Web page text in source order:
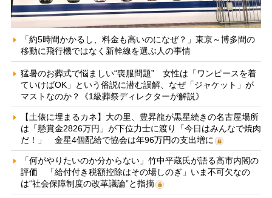
「約5時間かかるし、料金も高いのになぜ？」東京～博多間の
移動に飛行機ではなく新幹線を選ぶ人の事情
猛暑のお葬式で悩ましい“喪服問題” 女性は「ワンピースを着
ていけばOK」という俗説に潜む誤解、なぜ「ジャケット」が
マストなのか？《1級葬祭ディレクターが解説》
【土俵に埋まるカネ】大の里、豊昇龍が黒星続きの名古屋場所
は「懸賞金2826万円」が下位力士に渡り「今日はみんなで焼肉
だ！」 金星4個配給で協会は年96万円の支出増に
「何がやりたいのか分からない」竹中平蔵氏が語る高市内閣の
評価 「給付付き税額控除はその場しのぎ」いま不可欠なの
は“社会保障制度の改革議論”と指摘